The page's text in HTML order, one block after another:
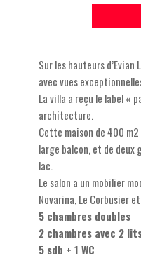
Sur les hauteurs
avec vues
La villa a reçu le label «
architecture.
Cette maison de 400
large balcon, et de deux
lac.
Le salon a un mobilier
Novarina, Le Corbusier
5 chambres doubles
2 chambres avec 2
5 sdb + 1 WC